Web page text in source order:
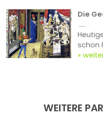
Die
...
schon
WEITERE